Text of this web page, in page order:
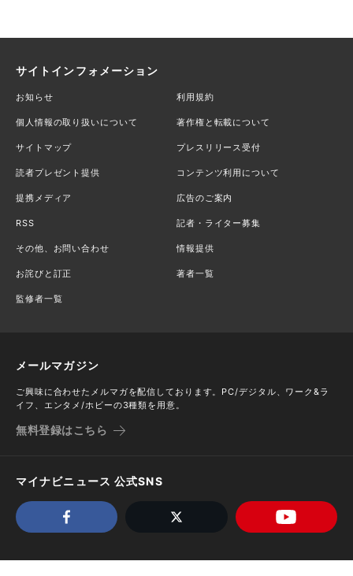
サイトインフォメーション
お知らせ 利用規約
個人情報の取り扱いについて 著作権と転載について
サイトマップ プレスリリース受付
読者プレゼント提供 コンテンツ利用について
提携メディア 広告のご案内
RSS 記者・ライター募集
その他、お問い合わせ 情報提供
お詫びと訂正 著者一覧
監修者一覧
メールマガジン
ご興味に合わせたメルマガを配信しております。PC/デジタル、ワーク&ラ
イフ、エンタメ/ホビーの3種類を用意。
無料登録はこちら
マイナビニュース 公式SNS